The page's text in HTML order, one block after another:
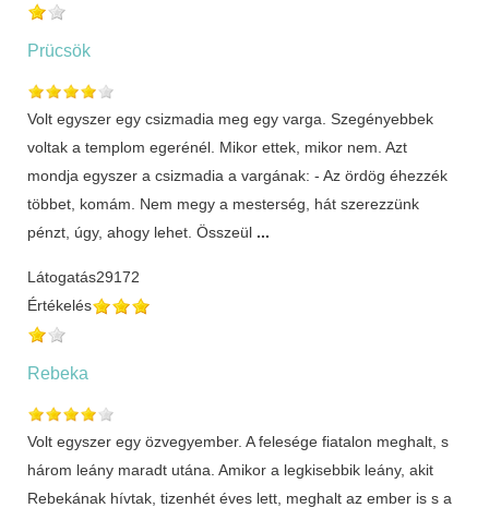
Prücsök
Volt egyszer egy csizmadia meg egy varga. Szegényebbek
voltak a templom egerénél. Mikor ettek, mikor nem. Azt
mondja egyszer a csizmadia a vargának: - Az ördög éhezzék
többet, komám. Nem megy a mesterség, hát szerezzünk
pénzt, úgy, ahogy lehet. Összeül ...
Látogatás29172
Értékelés
Rebeka
Volt egyszer egy özvegyember. A felesége fiatalon meghalt, s
három leány maradt utána. Amikor a legkisebbik leány, akit
Rebekának hívtak, tizenhét éves lett, meghalt az ember is s a